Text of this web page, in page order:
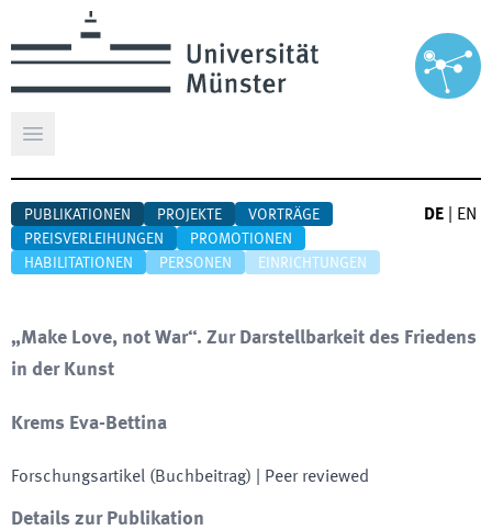
Hauptmenü öffnen
PUBLIKATIONEN PROJEKTE
VORTRÄGE
PREISVERLEIHUNGEN
PROMOTIONEN
HABILITATIONEN
PERSONEN EINRICHTUNGEN
DE EN
„Make Love, not War“. Zur Darstellbarkeit des Friedens
in der Kunst
Krems Eva-Bettina
Forschungsartikel (Buchbeitrag) | Peer reviewed
Details zur Publikation